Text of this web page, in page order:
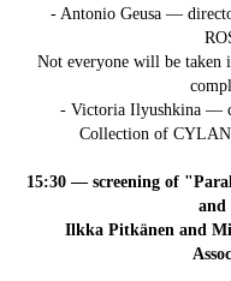
- Antonio Geusa —
Not everyone will be taken
- Victoria Ilyushkina —
Collection of
15:30 — screening of
Ilkka Pitkänen and